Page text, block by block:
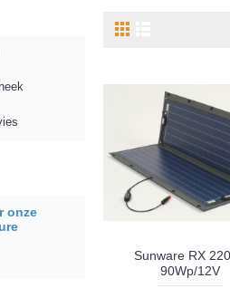
onze
Sunware RX
90Wp/12V